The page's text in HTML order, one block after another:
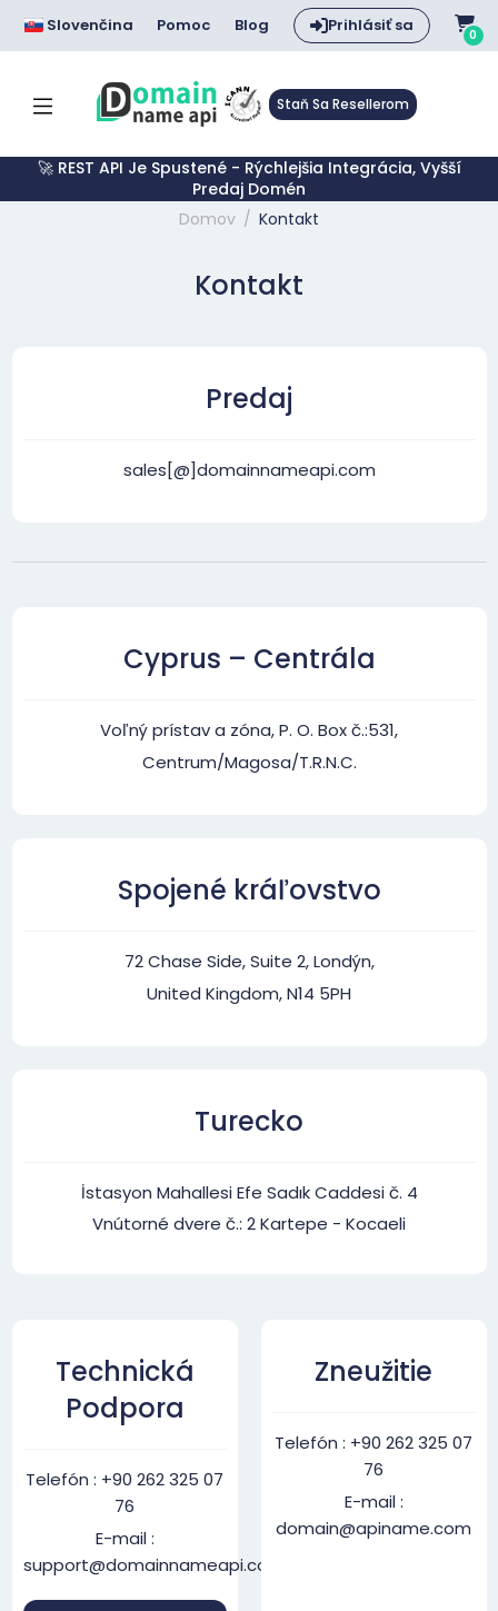
Slovenčina Pomoc Blog Prihlásiť sa 0
Staň Sa Resellerom
🚀 REST API Je Spustené - Rýchlejšia Integrácia, Vyšší
Predaj Domén
Domov
Kontakt
Kontakt
Predaj
sales[@]domainnameapi.com
Cyprus – Centrála
Voľný prístav a zóna, P. O. Box č.:531,
Centrum/Magosa/T.R.N.C.
Spojené kráľovstvo
72 Chase Side, Suite 2, Londýn,
United Kingdom, N14 5PH
Turecko
İstasyon Mahallesi Efe Sadık Caddesi č. 4
Vnútorné dvere č.: 2 Kartepe - Kocaeli
Technická
Podpora
Telefón : +90 262 325 07
76
E-mail :
support@domainnameapi.com
Zneužitie
Telefón : +90 262 325 07
76
E-mail :
domain@apiname.com